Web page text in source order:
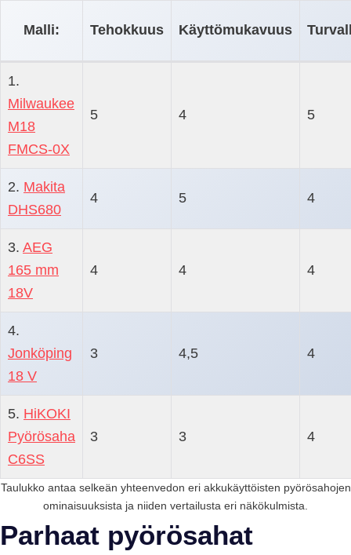
Malli: Tehokkuus Käyttömukavuus
1.
Milwaukee
M18
FMCS-0X
5 4 5
2. Makita
DHS680
4 5 4
3. AEG
165 mm
18V
4 4 4
4.
Jonköping
18 V
3 4,5 4
5. HiKOKI
Pyörösaha
C6SS
3 3 4
Taulukko antaa selkeän yhteenvedon eri akkukäyttöisten pyörösahojen
ominaisuuksista ja niiden vertailusta eri näkökulmista.
Parhaat pyörösahat